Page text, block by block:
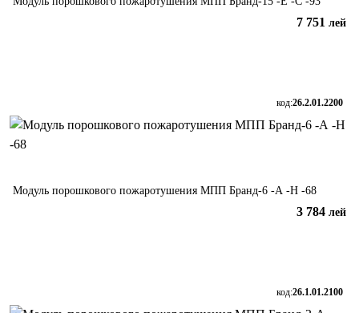
7 751 лей
код:26.2.01.2200
Модуль порошкового пожаротушения МПП Бранд-6 -А -Н -68
3 784 лей
код:26.1.01.2100